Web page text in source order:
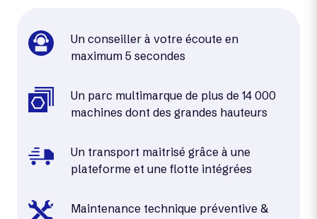
Un conseiller à votre écoute en
maximum 5 secondes
Un parc multimarque de plus de 14 000
machines dont des grandes hauteurs
Un transport maitrisé grâce à une
plateforme et une flotte intégrées
Maintenance technique préventive &